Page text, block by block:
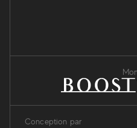
Conception par